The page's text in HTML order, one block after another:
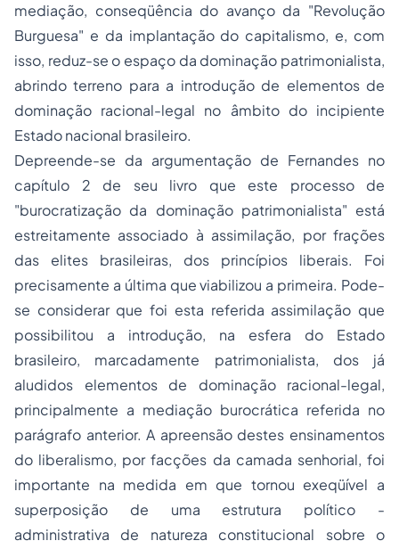
mediação, conseqüência do avanço da "Revolução
Burguesa" e da implantação do capitalismo, e, com
isso, reduz-se o espaço da dominação patrimonialista,
abrindo terreno para a introdução de elementos de
dominação racional-legal no âmbito do incipiente
Estado nacional brasileiro.
Depreende-se da argumentação de Fernandes no
capítulo 2 de seu livro que este processo de
"burocratização da dominação patrimonialista" está
estreitamente associado à assimilação, por frações
das elites brasileiras, dos princípios liberais. Foi
precisamente a última que viabilizou a primeira. Pode-
se considerar que foi esta referida assimilação que
possibilitou a introdução, na esfera do Estado
brasileiro, marcadamente patrimonialista, dos já
aludidos elementos de dominação racional-legal,
principalmente a mediação burocrática referida no
parágrafo anterior. A apreensão destes ensinamentos
do liberalismo, por facções da camada senhorial, foi
importante na medida em que tornou exeqüível a
superposição de uma estrutura político -
administrativa de natureza constitucional sobre o